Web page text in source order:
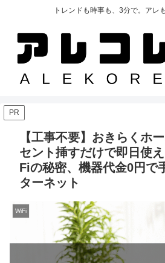
トレンドも時事も、3分で。アレ
PR
【工事不要】おきらくホ
セント挿すだけで即日使
Fiの秘密、機器代金0円で
ターネット
WiFi